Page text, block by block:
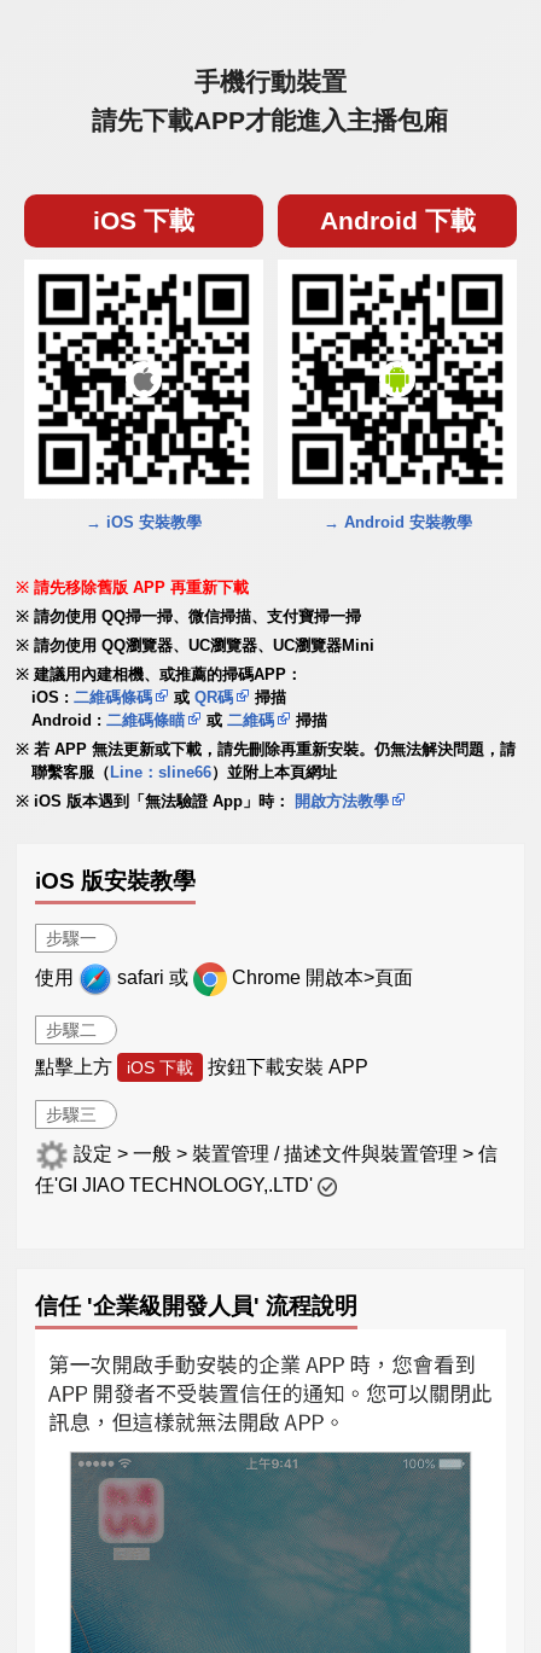
手機行動裝置
請先下載APP才能進入主播包廂
iOS 下載
→ iOS 安裝教學
Android 下載
→ Android 安裝教學
請先移除舊版 APP 再重新下載
請勿使用 QQ掃一掃、微信掃描、支付寶掃一掃
請勿使用 QQ瀏覽器、UC瀏覽器、UC瀏覽器Mini
建議用內建相機、或推薦的掃碼APP：
iOS :二維碼條碼 或QR碼
掃描
Android :二維碼條瞄 或二維碼
掃描
若 APP 無法更新或下載，請先刪除再重新安裝。仍無法解決問題，請
聯繫客服（ Line：sline66）並附上本頁網址
iOS 版本遇到「無法驗證 App」時：
開啟方法教學
iOS 版安裝教學
步驟一
使用 safari 或 Chrome 開啟本>頁面
步驟二
點擊上方 iOS 下載 按鈕下載安裝 APP
步驟三
設定 > 一般 > 裝置管理 / 描述文件與裝置管理 > 信
任'GI JIAO TECHNOLOGY,.LTD'
信任 '企業級開發人員' 流程說明